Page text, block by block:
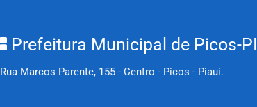
Prefeitura Municipal de Picos-PI
Rua Marcos Parente, 155 - Centro - Picos - Piaui.